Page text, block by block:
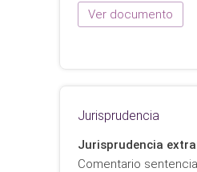
Ver documento
Jurisprudencia
Jurisprudencia
Comentario